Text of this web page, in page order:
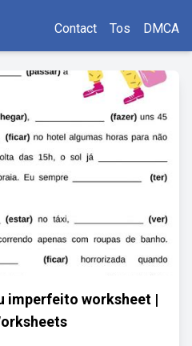
Contact Tos DMCA
imperfeito worksheet |